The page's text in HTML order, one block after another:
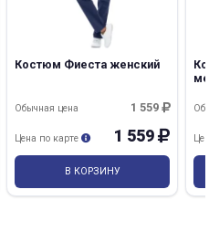
Костюм Фиеста женский
1 559
Обычная цена
1 559
Цена по карте
В КОРЗИНУ
Цена